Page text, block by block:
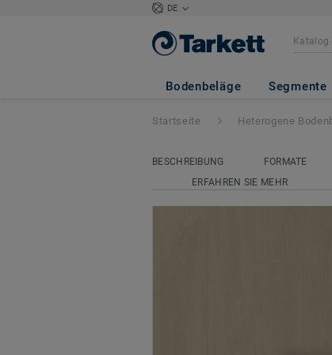
DE
Bodenbeläge Segmente
Acczent
Startseite Heterogene
BESCHREIBUNG FORMATE
ERFAHREN SIE MEHR